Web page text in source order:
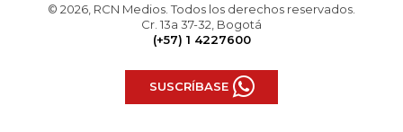
© 2026, RCN Medios. Todos los derechos reservados.
Cr. 13a 37-32, Bogotá
(+57) 1 4227600
SUSCRÍBASE